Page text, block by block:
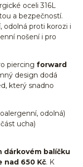
oceli 316L
a bezpečností.
odolná proti korozi i
nošení i pro
piercing forward
design dodá
který snadno
odolná)
ucha)
dárkovém balíčku
nad 650 Kč. K